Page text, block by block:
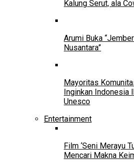
Kalung Serut, ala
Arumi Buka
Nusantara”
Mayoritas
Inginkan Indonesia
Unesco
Entertainment
Film ‘Seni Merayu
Mencari Makna